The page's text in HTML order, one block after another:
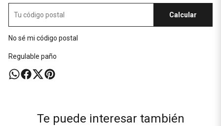
Calcular
No sé mi código postal
Regulable paño
Te puede interesar también